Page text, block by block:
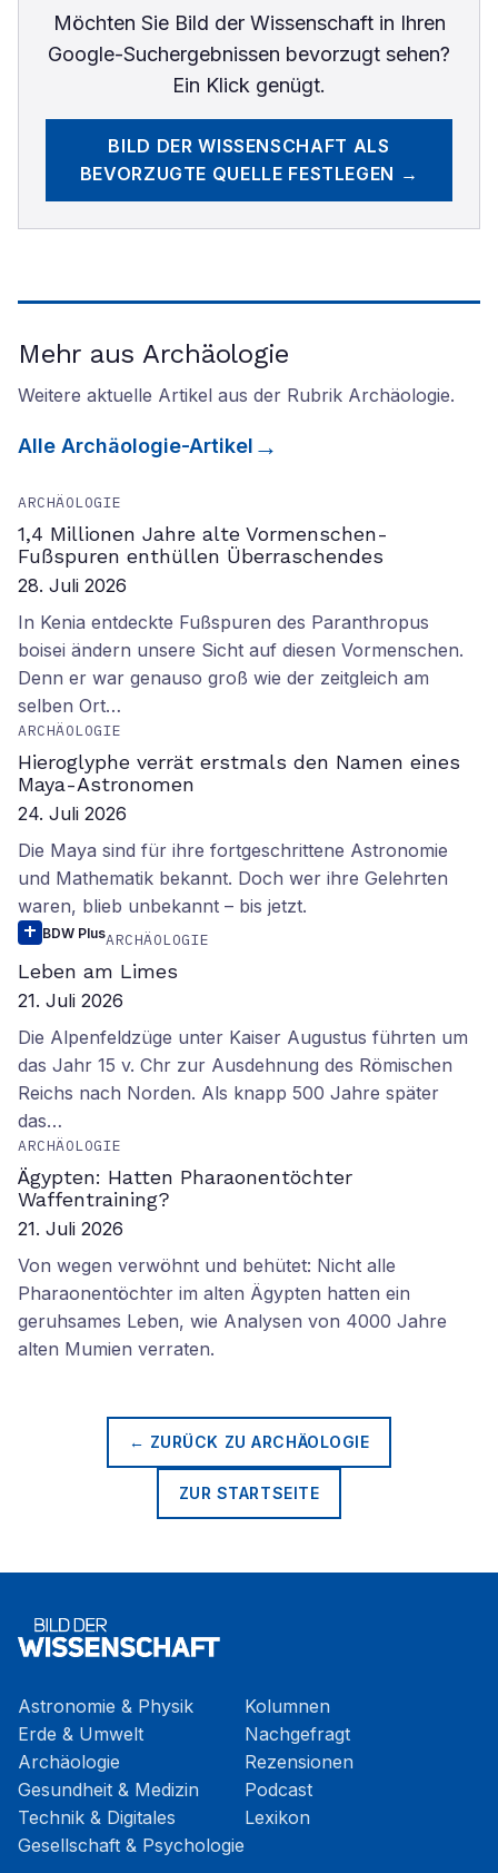
Möchten Sie Bild der Wissenschaftin Ihren
Google-Suchergebnissen bevorzugt sehen?
Ein Klick genügt.
BILD DER WISSENSCHAFT ALS
BEVORZUGTE QUELLE FESTLEGEN →
Mehr aus Archäologie
Weitere aktuelle Artikel aus der Rubrik Archäologie.
Alle Archäologie-Artikel
ARCHÄOLOGIE
1,4 Millionen Jahre alte Vormenschen-
Fußspuren enthüllen Überraschendes
28. Juli 2026
In Kenia entdeckte Fußspuren des Paranthropus
boisei ändern unsere Sicht auf diesen Vormenschen.
Denn er war genauso groß wie der zeitgleich am
selben Ort…
ARCHÄOLOGIE
Hieroglyphe verrät erstmals den Namen eines
Maya-Astronomen
24. Juli 2026
Die Maya sind für ihre fortgeschrittene Astronomie
und Mathematik bekannt. Doch wer ihre Gelehrten
waren, blieb unbekannt – bis jetzt.
BDW PlusARCHÄOLOGIE
Leben am Limes
21. Juli 2026
Die Alpenfeldzüge unter Kaiser Augustus führten um
das Jahr 15 v. Chr zur Ausdehnung des Römischen
Reichs nach Norden. Als knapp 500 Jahre später
das…
ARCHÄOLOGIE
Ägypten: Hatten Pharaonentöchter
Waffentraining?
21. Juli 2026
Von wegen verwöhnt und behütet: Nicht alle
Pharaonentöchter im alten Ägypten hatten ein
geruhsames Leben, wie Analysen von 4000 Jahre
alten Mumien verraten.
← ZURÜCK ZUARCHÄOLOGIE
ZUR STARTSEITE
Astronomie & Physik
Erde & Umwelt
Archäologie
Gesundheit & Medizin
Technik & Digitales
Gesellschaft & Psychologie
Kolumnen
Nachgefragt
Rezensionen
Podcast
Lexikon